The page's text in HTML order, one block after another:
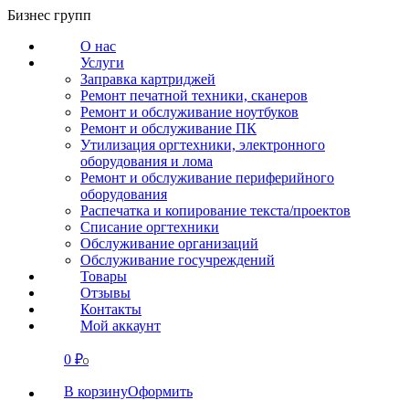
Перейти
содержанию
Бизнес групп
О нас
Услуги
Заправка картриджей
Ремонт печатной техники, сканеров
Ремонт и обслуживание ноутбуков
Ремонт и обслуживание ПК
Утилизация оргтехники, электронного
оборудования и лома
Ремонт и обслуживание периферийного
оборудования
Распечатка и копирование текста/проектов
Списание оргтехники
Обслуживание организаций
Обслуживание госучреждений
Товары
Отзывы
Контакты
Мой аккаунт
0 ₽0
В корзинуОформить
СВЯЗАТЬСЯ
О нас